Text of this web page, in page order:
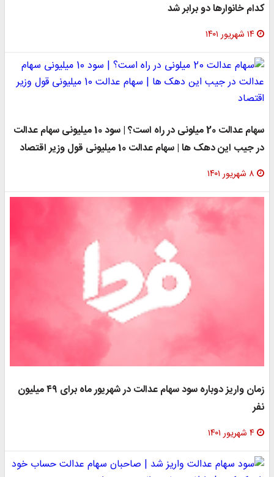
کدام خانوارها دو برابر شد
۱۴ شهریور ۱۴۰۱
سهام عدالت 20 میلونی در راه است؟ | سود 10 میلیونی سهام عدالت
در جیب این دهک ها | سهام عدالت 10 میلیونی قول وزیر اقتصاد
۸ شهریور ۱۴۰۱
زمان واریز دوباره سود سهام عدالت در شهریور ماه برای ۴۹ میلیون
نفر
۴ شهریور ۱۴۰۱